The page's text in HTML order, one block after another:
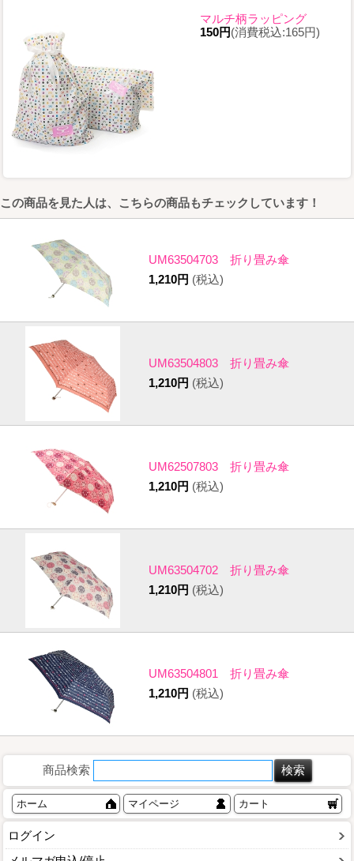
マルチ柄ラッピング
150円(消費税込:165円)
この商品を見た人は、こちらの商品もチェックしています！
UM63504703 折り畳み傘
1,210円 (税込)
UM63504803 折り畳み傘
1,210円 (税込)
UM62507803 折り畳み傘
1,210円 (税込)
UM63504702 折り畳み傘
1,210円 (税込)
UM63504801 折り畳み傘
1,210円 (税込)
商品検索
ホーム マイページ カート
ログイン